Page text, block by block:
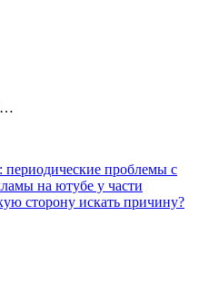
проблемы с
на ютубе у части
сторону искать причину?